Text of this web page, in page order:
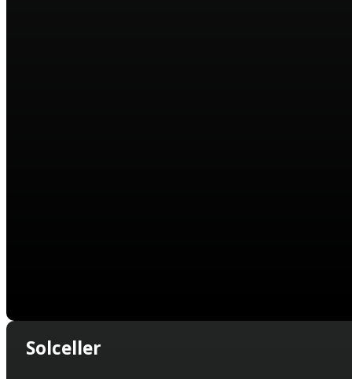
Solceller